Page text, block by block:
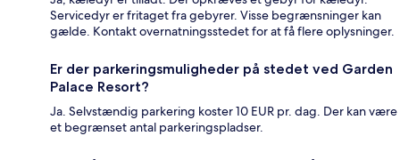
Servicedyr er fritaget fra gebyrer. Visse begrænsninger kan
gælde. Kontakt overnatningsstedet for at få flere oplysninger.
Er der parkeringsmuligheder på stedet ved Garden
Palace Resort?
Ja. Selvstændig parkering koster 10 EUR pr. dag. Der kan være
et begrænset antal parkeringspladser.